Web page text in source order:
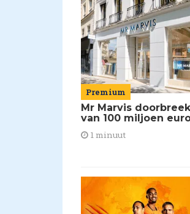
Premium
Mr Marvis
van 100 miljoen
1 minuut